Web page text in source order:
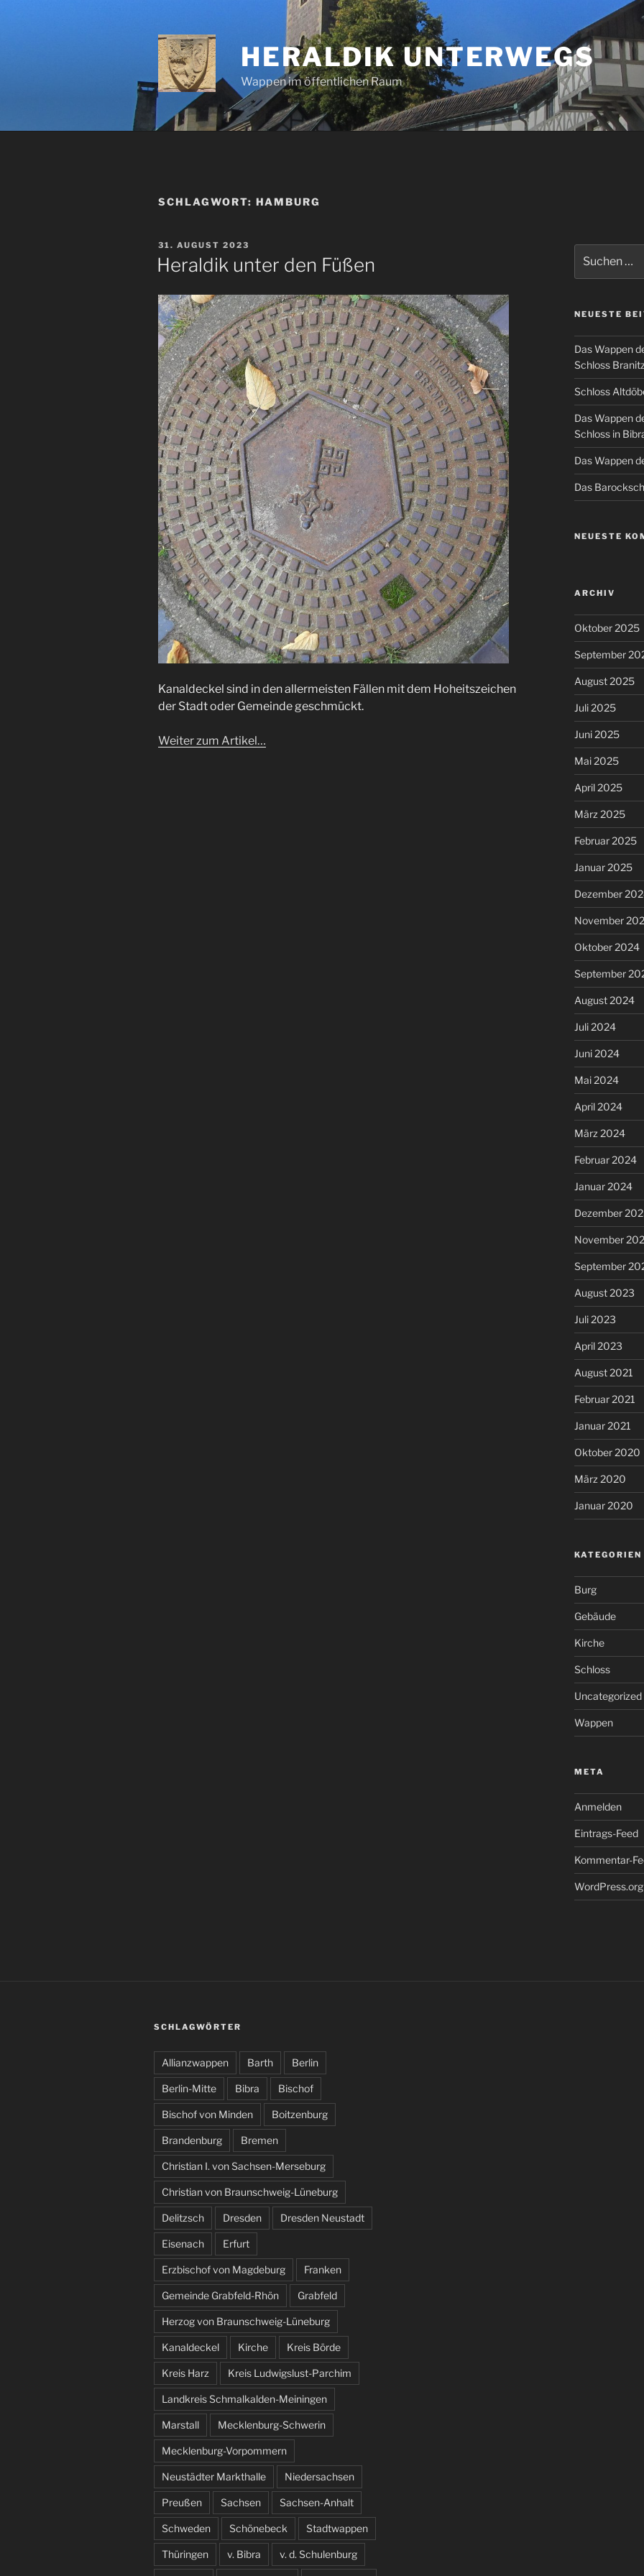
HERALDIK UNTERWEGS
Wappen im öffentlichen Raum
SCHLAGWORT: HAMBURG
VERÖFFENTLICHT
AM
31. AUGUST 2023
Heraldik unter den Füßen
Kanaldeckel sind in den allermeisten Fällen mit dem Hoheitszeichen
der Stadt oder Gemeinde geschmückt.
Weiter zum Artikel…
nach:
NEUESTE
Das Wappen
Schloss
Schloss
Das Wappen
Schloss in
Das Wappen
Das
NEUESTE
ARCHIV
Oktober 2025
September
August 2025
Juli 2025
Juni 2025
Mai 2025
April 2025
März 2025
Februar 2025
Januar 2025
Dezember
November
Oktober 2024
September
August 2024
Juli 2024
Juni 2024
Mai 2024
April 2024
März 2024
Februar 2024
Januar 2024
Dezember
November
September
August 2023
Juli 2023
April 2023
August 2021
Februar 2021
Januar 2021
Oktober 2020
März 2020
Januar 2020
KATEGORIEN
Burg
Gebäude
Kirche
Schloss
Uncategorized
Wappen
META
Anmelden
Eintrags-Feed
Kommentar-
WordPress.org
SCHLAGWÖRTER
Allianzwappen Barth Berlin
Berlin-Mitte Bibra Bischof
Bischof von Minden Boitzenburg
Brandenburg Bremen
Christian I. von Sachsen-Merseburg
Christian von Braunschweig-Lüneburg
Delitzsch Dresden Dresden Neustadt
Eisenach Erfurt
Erzbischof von Magdeburg Franken
Gemeinde Grabfeld-Rhön Grabfeld
Herzog von Braunschweig-Lüneburg
Kanaldeckel Kirche Kreis Börde
Kreis Harz Kreis Ludwigslust-Parchim
Landkreis Schmalkalden-Meiningen
Marstall Mecklenburg-Schwerin
Mecklenburg-Vorpommern
Neustädter Markthalle Niedersachsen
Preußen Sachsen Sachsen-Anhalt
Schweden Schönebeck Stadtwappen
Thüringen v. Bibra v. d. Schulenburg